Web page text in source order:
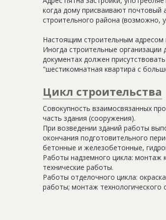
когда дому присваивают почтовый
строительного района (возможно,
Настоящим строительным адресом
Иногда строительные
документах должен
"шестикомнатная квартира с
Цикл строительства
Совокупность взаимосвязанных
часть здания (сооружения).
При возведении зданий работы
окончания подготовительного
бетонные и железобетонные,
Работы надземного цикла: монтаж
технические работы.
Работы отделочного цикла:
работы; монтаж технологического